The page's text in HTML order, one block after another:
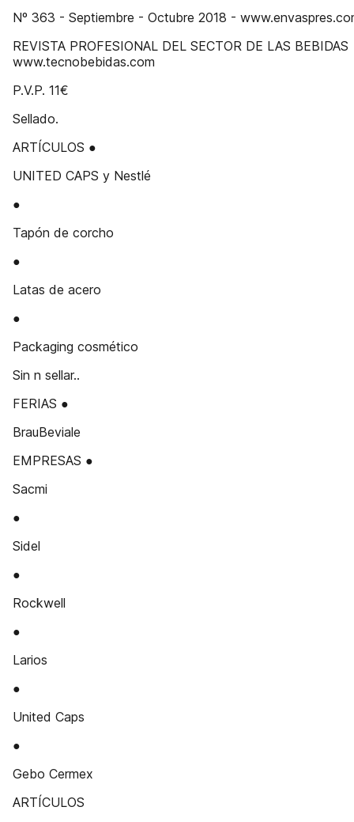
Nº 363 - Septiembre - Octubre 2018 -
REVISTA PROFESIONAL DEL SECTOR DE LAS BEBIDAS
www.tecnobebidas.com
P.V.P. 11€
Sellado.
ARTÍCULOS ●
UNITED CAPS y Nestlé
●
Tapón de corcho
●
Latas de acero
●
Packaging cosmético
Sin n sellar..
FERIAS ●
BrauBeviale
EMPRESAS ●
Sacmi
●
Sidel
●
Rockwell
●
Larios
●
United Caps
●
Gebo Cermex
ARTÍCULOS